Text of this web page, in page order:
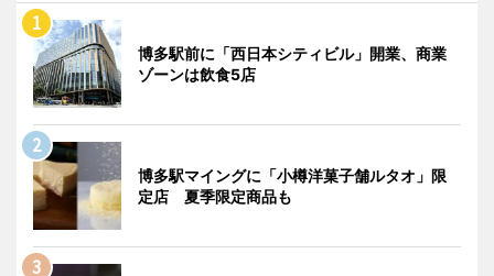
博多駅前に「西日本シティビル」開業、商業
ゾーンは飲食5店
博多駅マイングに「小樽洋菓子舗ルタオ」限
定店 夏季限定商品も